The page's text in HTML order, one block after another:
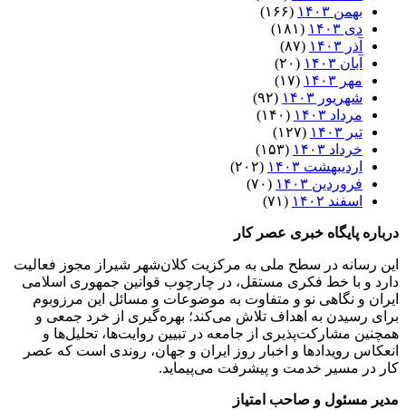
بهمن ۱۴۰۳
(۱۶۶)
دی ۱۴۰۳
(۱۸۱)
آذر ۱۴۰۳
(۸۷)
آبان ۱۴۰۳
(۲۰)
مهر ۱۴۰۳
(۱۷)
شهریور ۱۴۰۳
(۹۲)
مرداد ۱۴۰۳
(۱۴۰)
تیر ۱۴۰۳
(۱۲۷)
خرداد ۱۴۰۳
(۱۵۳)
اردیبهشت ۱۴۰۳
(۲۰۲)
فروردین ۱۴۰۳
(۷۰)
اسفند ۱۴۰۲
(۷۱)
درباره پایگاه خبری عصر کار
این رسانه در سطح ملی به مرکزیت کلان‌شهر شیراز مجوز فعالیت
دارد و با خط فکری مستقل، در چارچوب قوانین جمهوری اسلامی
ایران و نگاهی نو و متفاوت به موضوعات ‌و مسائل این مرزوبوم
برای رسیدن به اهداف تلاش می‌کند؛ بهره‌گیری از خرد جمعی و
همچنین مشارکت‌پذیری از جامعه در تبیین روایت‌ها، تحلیل‌ها و
انعکاس رویدادها و اخبار روز ایران و جهان، روندی است که عصر
کار در مسیر خدمت و پیشرفت می‌پیماید.
مدیر مسئول و صاحب امتیاز